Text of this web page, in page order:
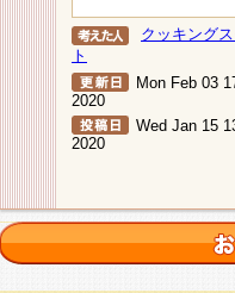
クッキング
ト
Mon Feb 03
2020
Wed Jan 15
2020